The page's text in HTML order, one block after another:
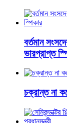
বর্তমান
ভারপ্রাপ্ত
চক্রান্ত না